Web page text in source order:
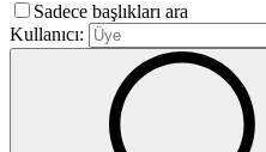
Sadece başlıkları ara
Kullanıcı: